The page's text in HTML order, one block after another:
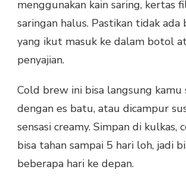
menggunakan kain saring, kertas
saringan halus. Pastikan tidak ada
yang ikut masuk ke dalam botol
penyajian.
Cold brew ini bisa langsung kamu
dengan es batu, atau dicampur
sensasi creamy. Simpan di kulkas,
bisa tahan sampai 5 hari loh, jadi
beberapa hari ke depan.